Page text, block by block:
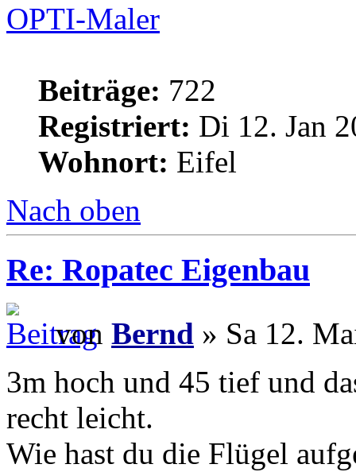
OPTI-Maler
Beiträge: 722
Registriert: Di 12. Jan
Wohnort: Eifel
Nach oben
Re: Ropatec Eigenbau
von Bernd » Sa 12.
3m hoch und 45 tief und
recht leicht.
Wie hast du die Flügel